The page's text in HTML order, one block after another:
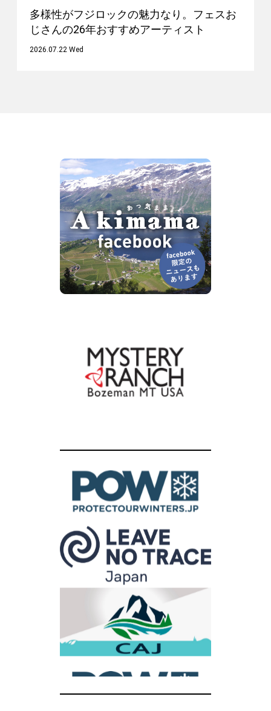
多様性がフジロックの魅力なり。フェスお
じさんの26年おすすめアーティスト
2026.07.22 Wed